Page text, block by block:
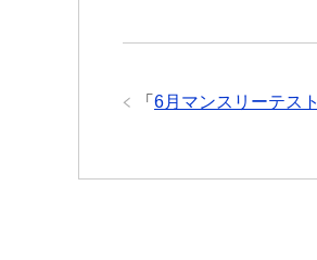
「 6月マンスリーテスト